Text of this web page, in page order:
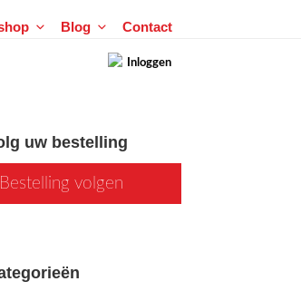
Inloggen
Blog Contact
uw bestelling
Bestelling volgen